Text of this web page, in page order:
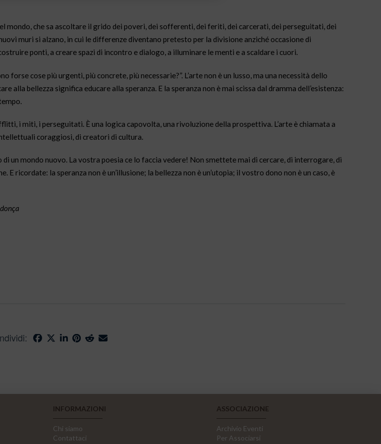
mondo, che sa ascoltare il grido dei poveri, dei sofferenti, dei feriti, dei carcerati, dei perseguitati, dei
muri si alzano, in cui le differenze diventano pretesto per la divisione anziché occasione di
ponti, a creare spazi di incontro e dialogo, a illuminare le menti e a scaldare i cuori.
forse cose più urgenti, più concrete, più necessarie?”. L’arte non è un lusso, ma una necessità dello
alla bellezza significa educare alla speranza. E la speranza non è mai scissa dal dramma dell’esistenza:
i miti, i perseguitati. È una logica capovolta, una rivoluzione della prospettiva. L’arte è chiamata a
coraggiosi, di creatori di cultura.
un mondo nuovo. La vostra poesia ce lo faccia vedere! Non smettete mai di cercare, di interrogare, di
ricordate: la speranza non è un’illusione; la bellezza non è un’utopia; il vostro dono non è un caso, è
INFORMAZIONI
Chi siamo
Contattaci
ASSOCIAZIONE
Archivio Eventi
Per Associarsi